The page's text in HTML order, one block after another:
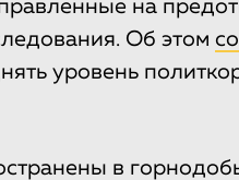
на
Об этом
уровень
в